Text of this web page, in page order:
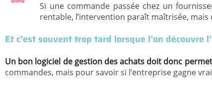
Si une commande passée chez un
rentable, l’intervention paraît maîtrisée,
Et c’est souvent trop tard lorsque l’on découvre
Un bon logiciel de gestion des achats doit donc
commandes, mais pour savoir si l’entreprise gagne